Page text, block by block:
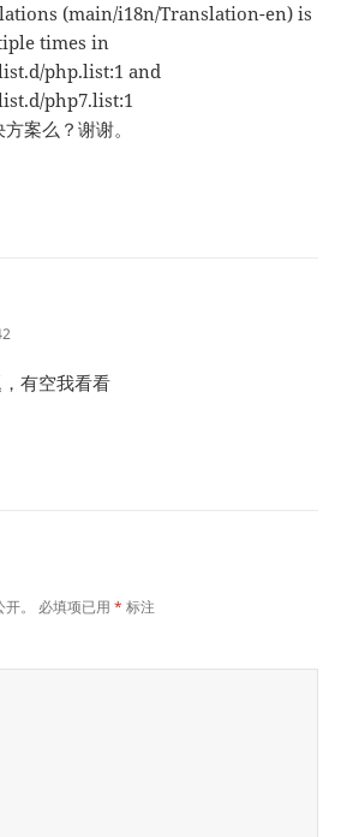
(main/i18n/Translation-en) is
times in
php.list:1 and
php7.list:1
案么？谢谢。
有空我看看
。 必填项已用* 标注